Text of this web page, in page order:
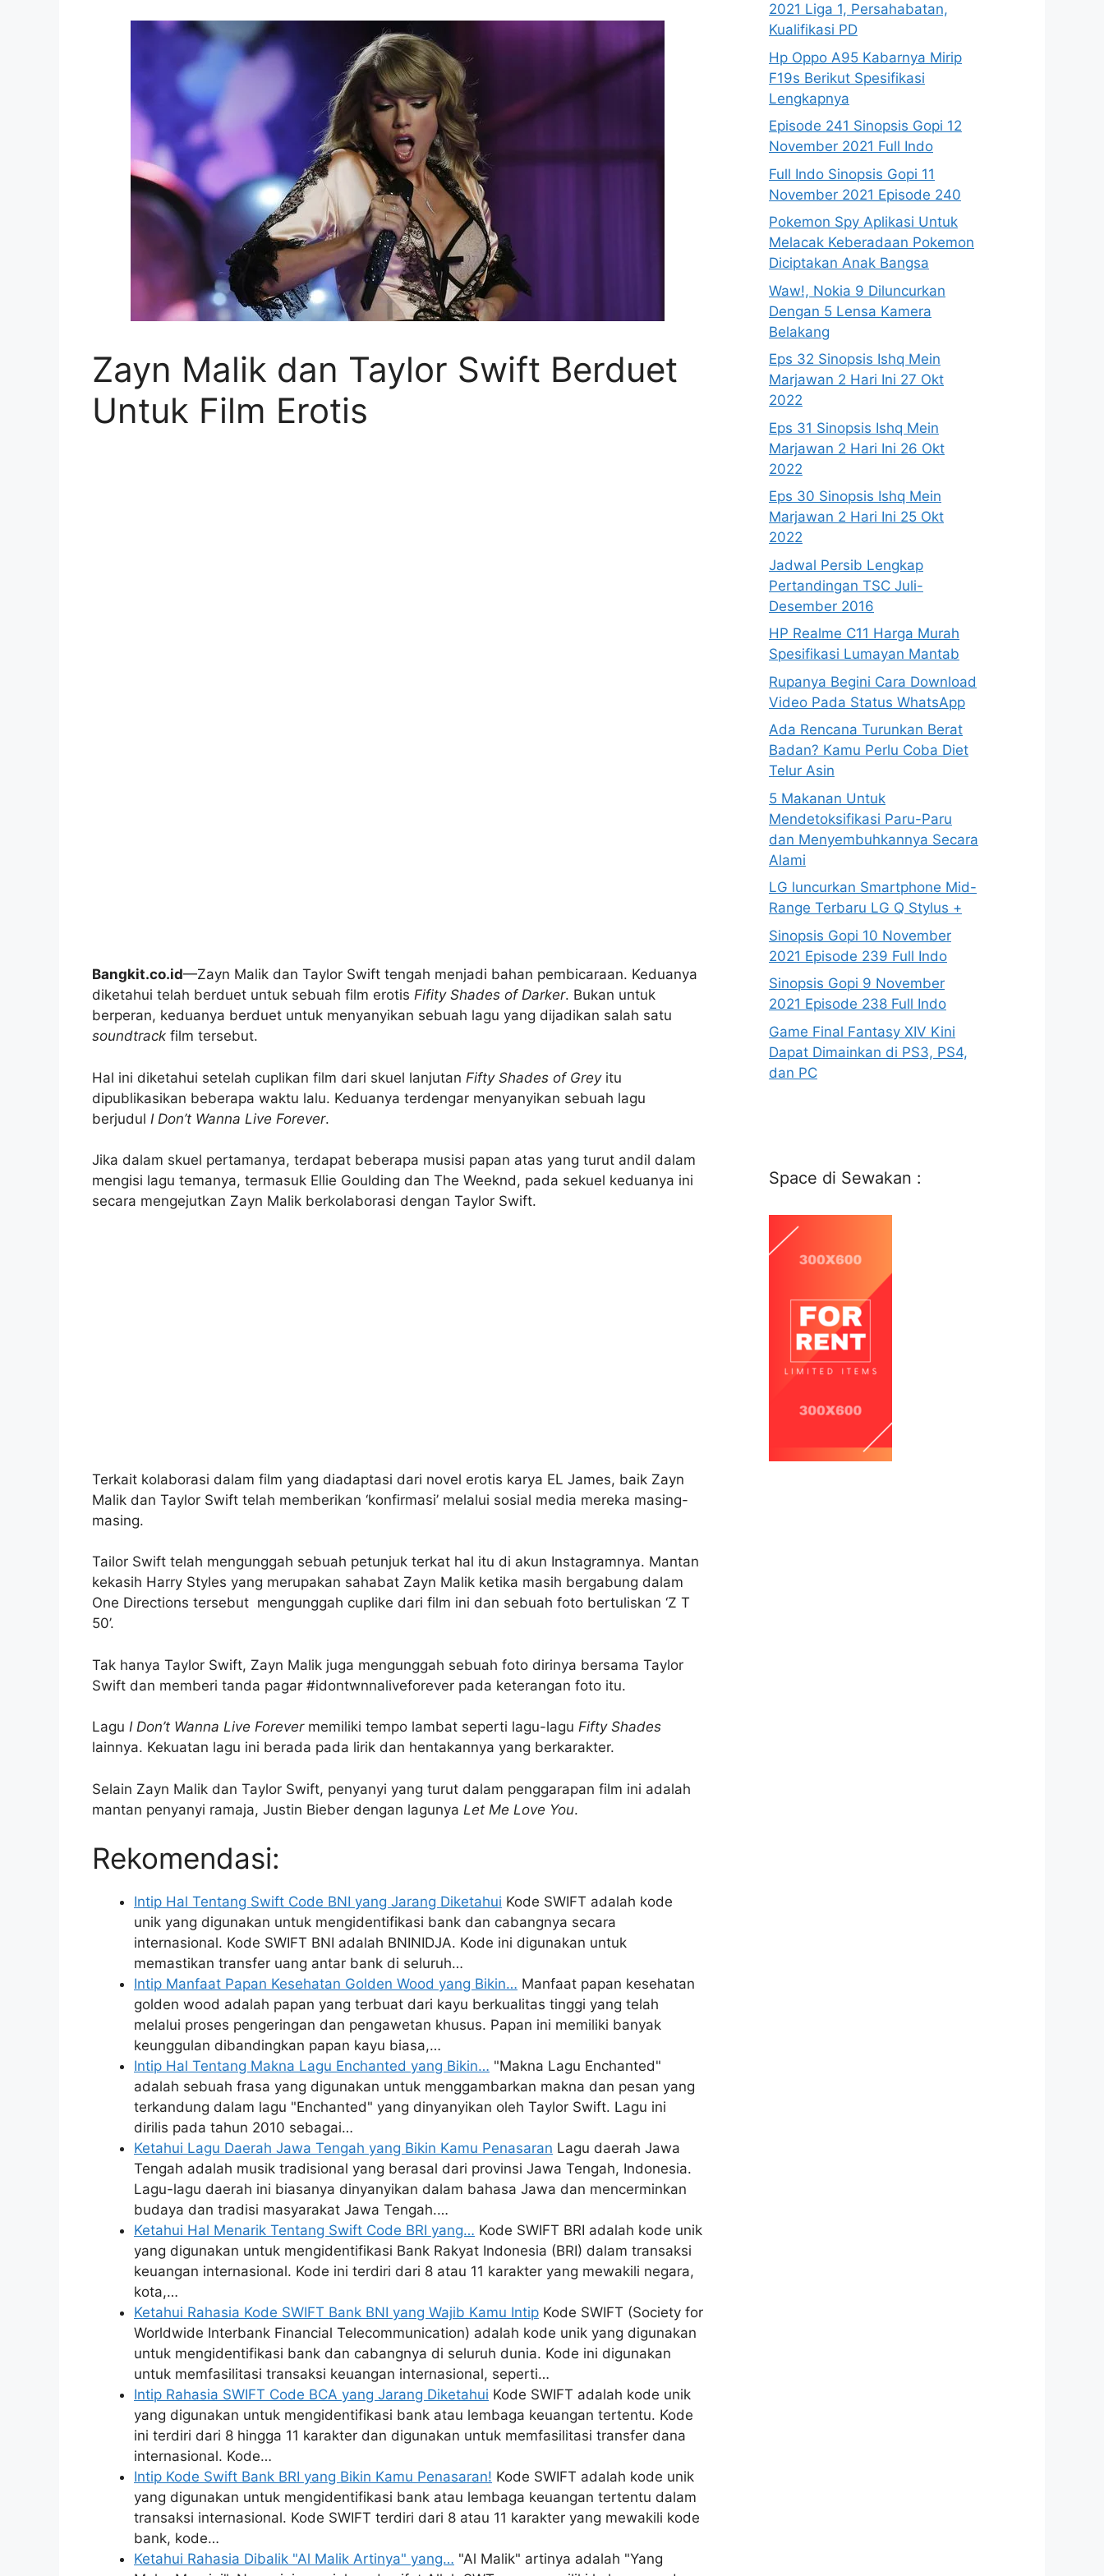
Zayn Malik dan Taylor Swift Berduet
Untuk Film Erotis
Bangkit.co.id—Zayn Malik dan Taylor Swift tengah menjadi bahan pembicaraan. Keduanya
diketahui telah berduet untuk sebuah film erotis Fifity Shades of Darker. Bukan untuk
berperan, keduanya berduet untuk menyanyikan sebuah lagu yang dijadikan salah satu
soundtrack film tersebut.
Hal ini diketahui setelah cuplikan film dari skuel lanjutan Fifty Shades of Greyitu
dipublikasikan beberapa waktu lalu. Keduanya terdengar menyanyikan sebuah lagu
berjudul I Don’t Wanna Live Forever.
Jika dalam skuel pertamanya, terdapat beberapa musisi papan atas yang turut andil dalam
mengisi lagu temanya, termasuk Ellie Goulding dan The Weeknd, pada sekuel keduanya ini
secara mengejutkan Zayn Malik berkolaborasi dengan Taylor Swift.
Terkait kolaborasi dalam film yang diadaptasi dari novel erotis karya EL James, baik Zayn
Malik dan Taylor Swift telah memberikan ‘konfirmasi’ melalui sosial media mereka masing-
masing.
Tailor Swift telah mengunggah sebuah petunjuk terkat hal itu di akun Instagramnya. Mantan
kekasih Harry Styles yang merupakan sahabat Zayn Malik ketika masih bergabung dalam
One Directions tersebut mengunggah cuplike dari film ini dan sebuah foto bertuliskan ‘Z T
50’.
Tak hanya Taylor Swift, Zayn Malik juga mengunggah sebuah foto dirinya bersama Taylor
Swift dan memberi tanda pagar #idontwnnaliveforever pada keterangan foto itu.
Lagu I Don’t Wanna Live Forevermemiliki tempo lambat seperti lagu-lagu Fifty Shades
lainnya. Kekuatan lagu ini berada pada lirik dan hentakannya yang berkarakter.
Selain Zayn Malik dan Taylor Swift, penyanyi yang turut dalam penggarapan film ini adalah
mantan penyanyi ramaja, Justin Bieber dengan lagunya Let Me Love You.
Rekomendasi:
Intip Hal Tentang Swift Code BNI yang Jarang Diketahui Kode SWIFT adalah kode
unik yang digunakan untuk mengidentifikasi bank dan cabangnya secara
internasional. Kode SWIFT BNI adalah BNINIDJA. Kode ini digunakan untuk
memastikan transfer uang antar bank di seluruh…
Intip Manfaat Papan Kesehatan Golden Wood yang Bikin… Manfaat papan kesehatan
golden wood adalah papan yang terbuat dari kayu berkualitas tinggi yang telah
melalui proses pengeringan dan pengawetan khusus. Papan ini memiliki banyak
keunggulan dibandingkan papan kayu biasa,…
Intip Hal Tentang Makna Lagu Enchanted yang Bikin… "Makna Lagu Enchanted"
adalah sebuah frasa yang digunakan untuk menggambarkan makna dan pesan yang
terkandung dalam lagu "Enchanted" yang dinyanyikan oleh Taylor Swift. Lagu ini
dirilis pada tahun 2010 sebagai…
Ketahui Lagu Daerah Jawa Tengah yang Bikin Kamu Penasaran Lagu daerah Jawa
Tengah adalah musik tradisional yang berasal dari provinsi Jawa Tengah, Indonesia.
Lagu-lagu daerah ini biasanya dinyanyikan dalam bahasa Jawa dan mencerminkan
budaya dan tradisi masyarakat Jawa Tengah.…
Ketahui Hal Menarik Tentang Swift Code BRI yang… Kode SWIFT BRI adalah kode unik
yang digunakan untuk mengidentifikasi Bank Rakyat Indonesia (BRI) dalam transaksi
keuangan internasional. Kode ini terdiri dari 8 atau 11 karakter yang mewakili negara,
kota,…
Ketahui Rahasia Kode SWIFT Bank BNI yang Wajib Kamu Intip Kode SWIFT (Society for
Worldwide Interbank Financial Telecommunication) adalah kode unik yang digunakan
untuk mengidentifikasi bank dan cabangnya di seluruh dunia. Kode ini digunakan
untuk memfasilitasi transaksi keuangan internasional, seperti…
Intip Rahasia SWIFT Code BCA yang Jarang Diketahui Kode SWIFT adalah kode unik
yang digunakan untuk mengidentifikasi bank atau lembaga keuangan tertentu. Kode
ini terdiri dari 8 hingga 11 karakter dan digunakan untuk memfasilitasi transfer dana
internasional. Kode…
Intip Kode Swift Bank BRI yang Bikin Kamu Penasaran! Kode SWIFT adalah kode unik
yang digunakan untuk mengidentifikasi bank atau lembaga keuangan tertentu dalam
transaksi internasional. Kode SWIFT terdiri dari 8 atau 11 karakter yang mewakili kode
bank, kode…
Ketahui Rahasia Dibalik "Al Malik Artinya" yang… "Al Malik" artinya adalah "Yang
2021 Liga 1, Persahabatan,
Kualifikasi PD
Hp Oppo A95 Kabarnya Mirip
F19s Berikut Spesifikasi
Lengkapnya
Episode 241 Sinopsis Gopi 12
November 2021 Full Indo
Full Indo Sinopsis Gopi 11
November 2021 Episode 240
Pokemon Spy Aplikasi Untuk
Melacak Keberadaan Pokemon
Diciptakan Anak Bangsa
Waw!, Nokia 9 Diluncurkan
Dengan 5 Lensa Kamera
Belakang
Eps 32 Sinopsis Ishq Mein
Marjawan 2 Hari Ini 27 Okt
2022
Eps 31 Sinopsis Ishq Mein
Marjawan 2 Hari Ini 26 Okt
2022
Eps 30 Sinopsis Ishq Mein
Marjawan 2 Hari Ini 25 Okt
2022
Jadwal Persib Lengkap
Pertandingan TSC Juli-
Desember 2016
HP Realme C11 Harga Murah
Spesifikasi Lumayan Mantab
Rupanya Begini Cara Download
Video Pada Status WhatsApp
Ada Rencana Turunkan Berat
Badan? Kamu Perlu Coba Diet
Telur Asin
5 Makanan Untuk
Mendetoksifikasi Paru-Paru
dan Menyembuhkannya Secara
Alami
LG luncurkan Smartphone Mid-
Range Terbaru LG Q Stylus +
Sinopsis Gopi 10 November
2021 Episode 239 Full Indo
Sinopsis Gopi 9 November
2021 Episode 238 Full Indo
Game Final Fantasy XIV Kini
Dapat Dimainkan di PS3, PS4,
dan PC
Space di Sewakan :